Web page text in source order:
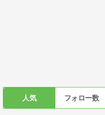
人気 フォロー数